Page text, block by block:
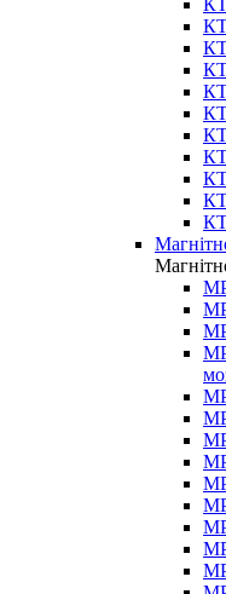
КТ
КТ
КТ